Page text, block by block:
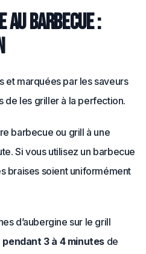
barbecue :
et marquées par les saveurs
de les griller à la perfection.
barbecue ou grill à une
Si vous utilisez un barbecue
braises soient uniformément
d’aubergine sur le grill
pendant 3 à 4 minutes de